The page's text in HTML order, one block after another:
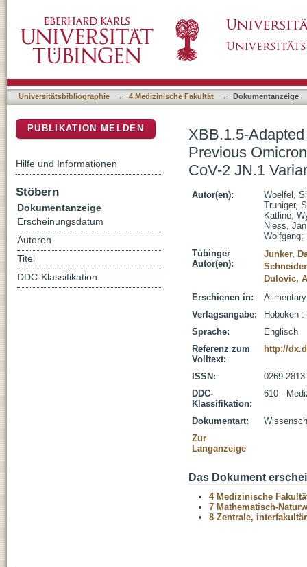
Boost Neutralisation Against the SARS-
Disease
Universitätsbibliographie → 4 Medizinische Fakultät → Dokumentanzeige
XBB.1.5-
Previous
CoV-2 JN.1
Autor(en):
Woelfel,
Truniger,
Katline;
Niess,
Wolfgang;
Tübinger
Autor(en):
Junker,
Dulovic,
Erschienen in:
Verlagsangabe:
Hoboken
Sprache:
Englisch
Referenz zum
Volltext:
http://
ISSN:
0269-2813
DDC-
Klassifikation:
610 -
Dokumentart:
Zur
Langanzeige
Das Dokument
4 Medizinische
7 Mathematisch-
8 Zentrale,
PUBLIKATION MELDEN
Hilfe und Informationen
Stöbern
Dokumentanzeige
Erscheinungsdatum
Autoren
Titel
DDC-Klassifikation